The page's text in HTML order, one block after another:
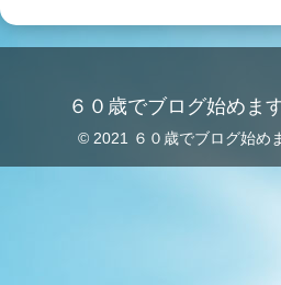
６０歳でブログ始めま
© 2021 ６０歳でブログ始め